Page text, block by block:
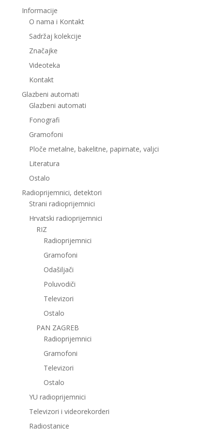
Informacije
O nama i Kontakt
Sadržaj kolekcije
Značajke
Videoteka
Kontakt
Glazbeni automati
Glazbeni automati
Fonografi
Gramofoni
Ploče metalne, bakelitne, papirnate, valjci
Literatura
Ostalo
Radioprijemnici, detektori
Strani radioprijemnici
Hrvatski radioprijemnici
RIZ
Radioprijemnici
Gramofoni
Odašiljači
Poluvodiči
Televizori
Ostalo
PAN ZAGREB
Radioprijemnici
Gramofoni
Televizori
Ostalo
YU radioprijemnici
Televizori i videorekorderi
Radiostanice